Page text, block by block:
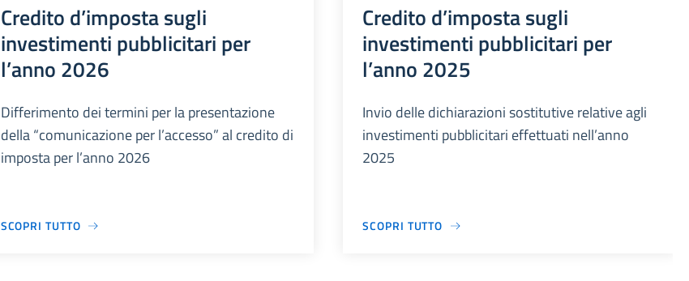
Credito d’imposta sugli
investimenti pubblicitari per
l’anno 2026
Differimento dei termini per la presentazione
della “comunicazione per l’accesso” al credito di
imposta per l’anno 2026
SCOPRI TUTTO
Credito d’imposta sugli
investimenti pubblicitari per
l’anno 2025
Invio delle dichiarazioni sostitutive relative agli
investimenti pubblicitari effettuati nell’anno
2025
SCOPRI TUTTO